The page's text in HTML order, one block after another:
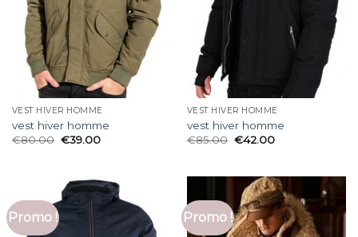
VEST HIVER HOMME
vest hiver homme
€80.00 €39.00
VEST HIVER HOMME
vest hiver homme
€85.00 €42.00
Promo ! Promo !